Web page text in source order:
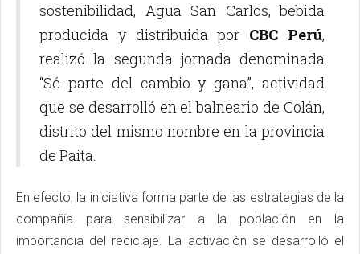
sostenibilidad, Agua San Carlos, bebida
producida y distribuida por CBC Perú,
realizó la segunda jornada denominada
“Sé parte del cambio y gana”, actividad
que se desarrolló en el balneario de Colán,
distrito del mismo nombre en la provincia
de Paita.
En efecto, la iniciativa forma parte de las estrategias de la
compañía para sensibilizar a la población en la
importancia del reciclaje. La activación se desarrolló el